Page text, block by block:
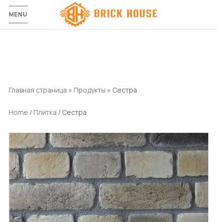
MENU
Главная страница » Продукты » Сестра
Home / Плитка / Сестра